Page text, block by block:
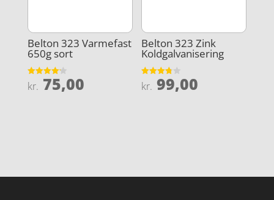
Belton 323 Varmefast
650g sort
Vurderet
4.2
kr. 75,00
Belton 323 Zink
Koldgalvanisering
Vurderet
3.8
kr. 99,00